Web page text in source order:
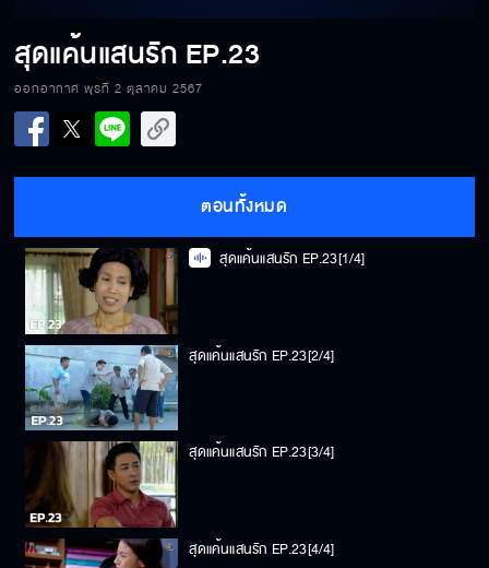
สุดแค้นแสนรัก EP.23
ออกอากาศ พุธที่ 2 ตุลาคม 2567
ตอนทั้งหมด
สุดแค้นแสนรัก EP.23[1/4]
สุดแค้นแสนรัก EP.23[2/4]
สุดแค้นแสนรัก EP.23[3/4]
สุดแค้นแสนรัก EP.23[4/4]